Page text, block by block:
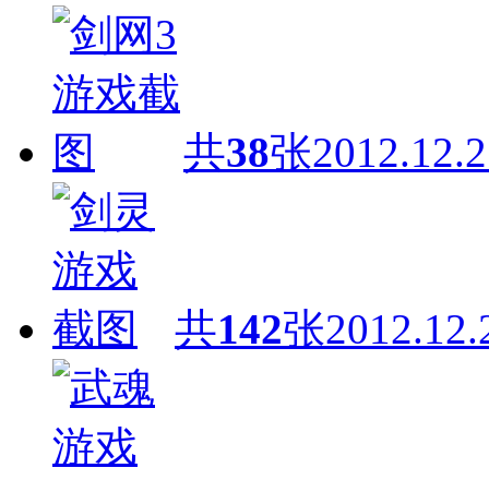
共38张
共142张